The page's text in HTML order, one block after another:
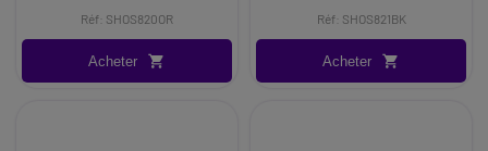
Réf: SHOS820OR
Acheter
Réf: SHOS821BK
Acheter